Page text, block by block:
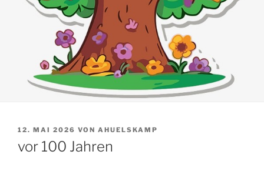
VERÖFFENTLICHT
12. MAI 2026 VON AHUELSKAMP
vor 100 Jahren